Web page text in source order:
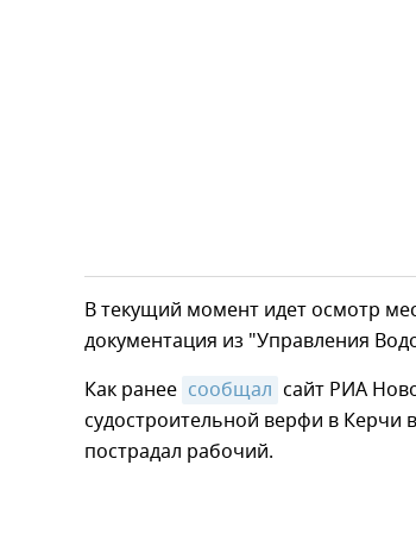
В текущий момент идет осмотр
документация из "Управления
Как ранее сообщал сайт РИА
судостроительной верфи в Керчи
пострадал рабочий.